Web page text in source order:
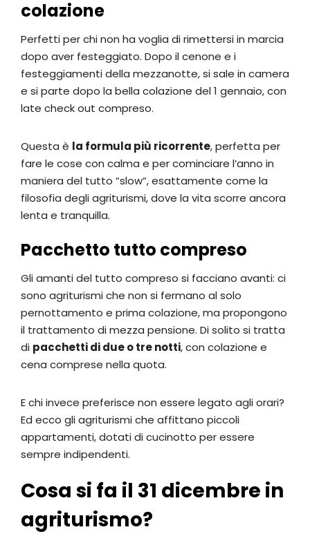
colazione
Perfetti per chi non ha voglia di rimettersi in marcia
dopo aver festeggiato. Dopo il cenone e i
festeggiamenti della mezzanotte, si sale in camera
e si parte dopo la bella colazione del 1 gennaio, con
late check out compreso.
Questa è la formula più ricorrente, perfetta per
fare le cose con calma e per cominciare l’anno in
maniera del tutto “slow”, esattamente come la
filosofia degli agriturismi, dove la vita scorre ancora
lenta e tranquilla.
Pacchetto tutto compreso
Gli amanti del tutto compreso si facciano avanti: ci
sono agriturismi che non si fermano al solo
pernottamento e prima colazione, ma propongono
il trattamento di mezza pensione. Di solito si tratta
di pacchetti di due o tre notti, con colazione e
cena comprese nella quota.
E chi invece preferisce non essere legato agli orari?
Ed ecco gli agriturismi che affittano piccoli
appartamenti, dotati di cucinotto per essere
sempre indipendenti.
Cosa si fa il 31 dicembre in
agriturismo?